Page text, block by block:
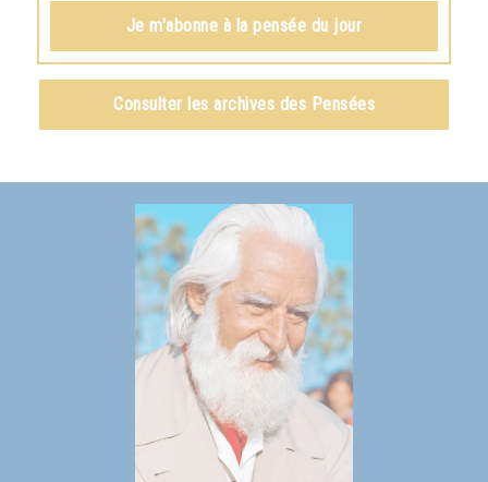
aurez attiré la lumière en vous, vous devrez encore vous exercer à
envoyer cette lumière dans le monde entier pour aider tous les humains.
Omraam Mikhaël Aïvanhov
Voir le livreLa lumière, esprit vivant, chapitre IX
Je m'abonne à la pensée du jour
Consulter les archives des Pensées